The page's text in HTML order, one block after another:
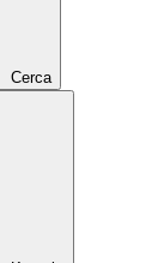
Cerca